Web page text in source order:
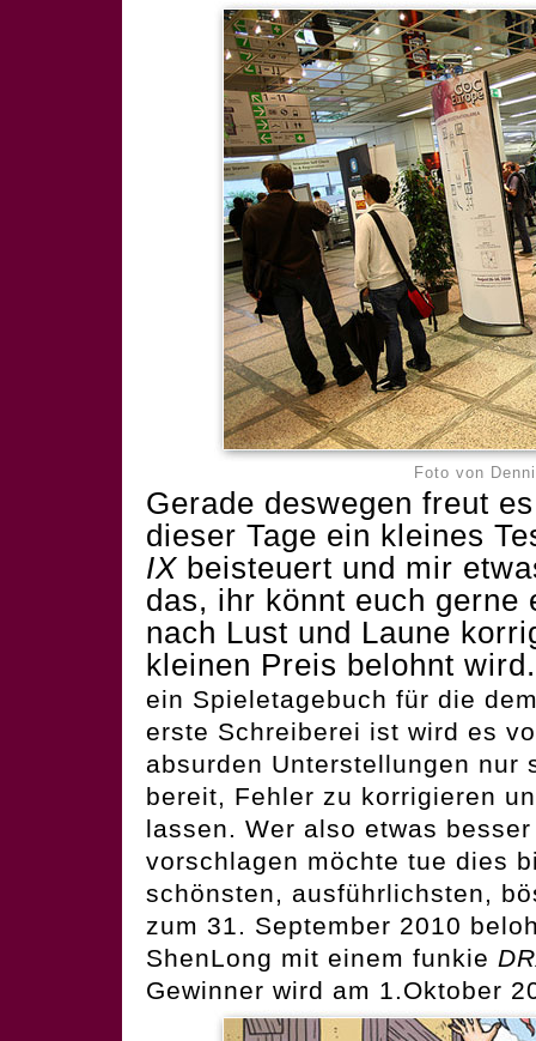
Foto von
Gerade deswegen freut
dieser Tage ein kleines
IX beisteuert und mir
das, ihr könnt euch
nach Lust und Laune
kleinen Preis belohnt
ein Spieletagebuch für die
erste Schreiberei ist wird es
absurden Unterstellungen nur
bereit, Fehler zu korrigieren
lassen. Wer also etwas
vorschlagen möchte tue dies
schönsten, ausführlichsten,
zum 31. September 2010
ShenLong mit einem funkie
Gewinner wird am 1.Oktober